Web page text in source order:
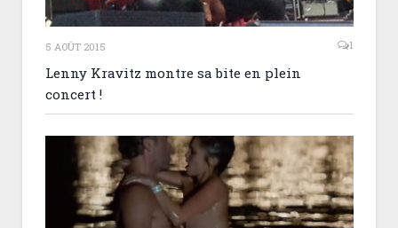
5 AOÛT 2015 1
Lenny Kravitz montre sa bite en plein
concert !